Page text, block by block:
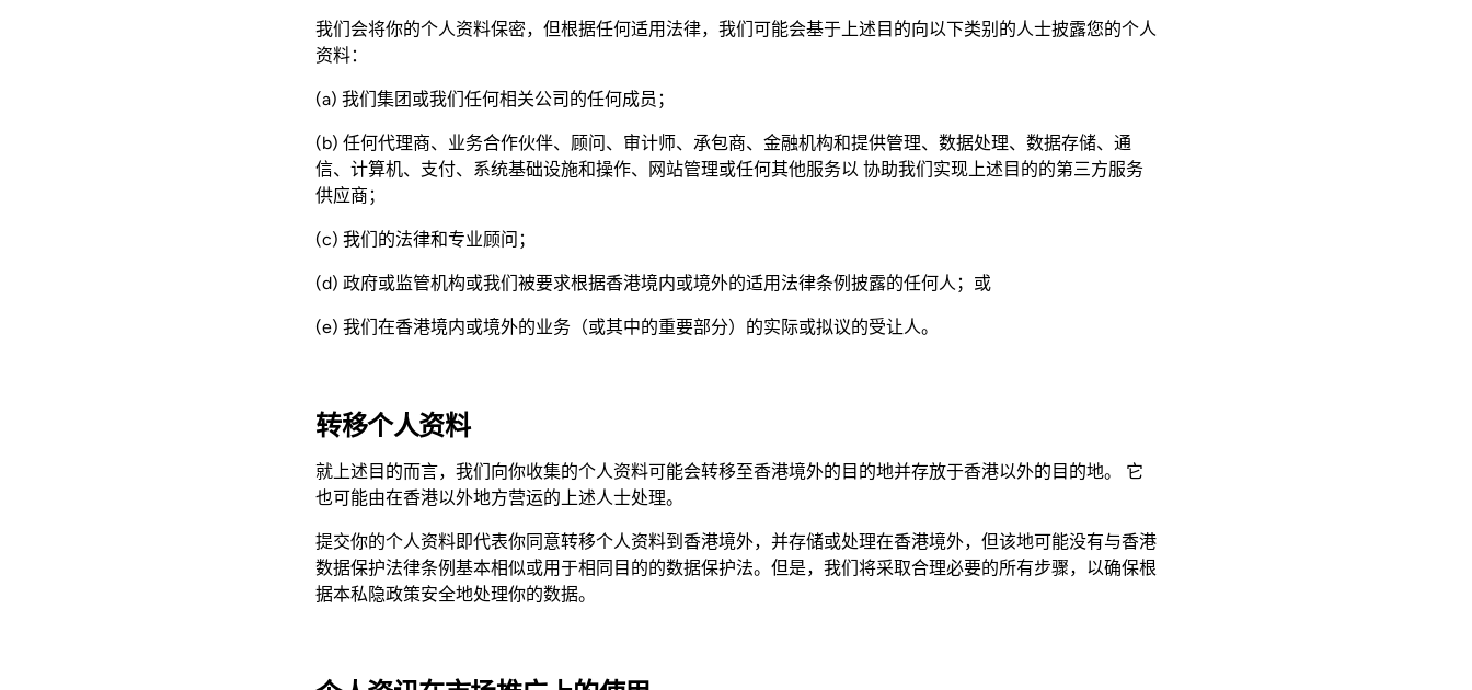
我们会将你的个人资料保密，但根据任何适用法律，我们可能会基于上述目的向以下类别的人士披露您的个人
资料：
(a) 我们集团或我们任何相关公司的任何成员；
(b) 任何代理商、业务合作伙伴、顾问、审计师、承包商、金融机构和提供管理、数据处理、数据存储、通
信、计算机、支付、系统基础设施和操作、网站管理或任何其他服务以 协助我们实现上述目的的第三方服务
供应商；
(c) 我们的法律和专业顾问；
(d) 政府或监管机构或我们被要求根据香港境内或境外的适用法律条例披露的任何人；或
(e) 我们在香港境内或境外的业务（或其中的重要部分）的实际或拟议的受让人。
转移个人资料
就上述目的而言，我们向你收集的个人资料可能会转移至香港境外的目的地并存放于香港以外的目的地。 它
也可能由在香港以外地方营运的上述人士处理。
提交你的个人资料即代表你同意转移个人资料到香港境外，并存储或处理在香港境外，但该地可能没有与香港
数据保护法律条例基本相似或用于相同目的的数据保护法。但是，我们将采取合理必要的所有步骤，以确保根
据本私隐政策安全地处理你的数据。